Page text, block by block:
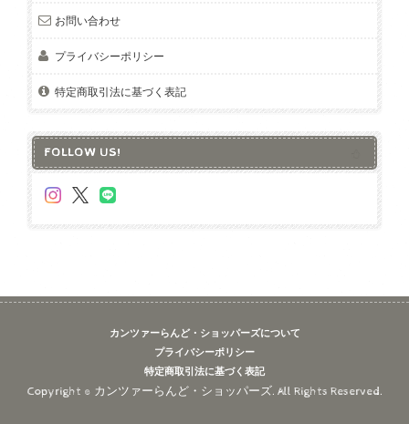
お問い合わせ
プライバシーポリシー
特定商取引法に基づく表記
FOLLOW US!
カンツァーらんど・ショッパーズについて
プライバシーポリシー
特定商取引法に基づく表記
Copyright © カンツァーらんど・ショッパーズ. All Rights Reserved.